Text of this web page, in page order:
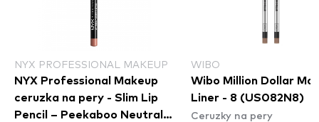
NYX PROFESSIONAL MAKEUP
NYX Professional Makeup
ceruzka na pery - Slim Lip
Pencil – Peekaboo Neutral
WIBO
Wibo Million Dollar
Liner - 8 (US082N8)
Ceruzky na pery